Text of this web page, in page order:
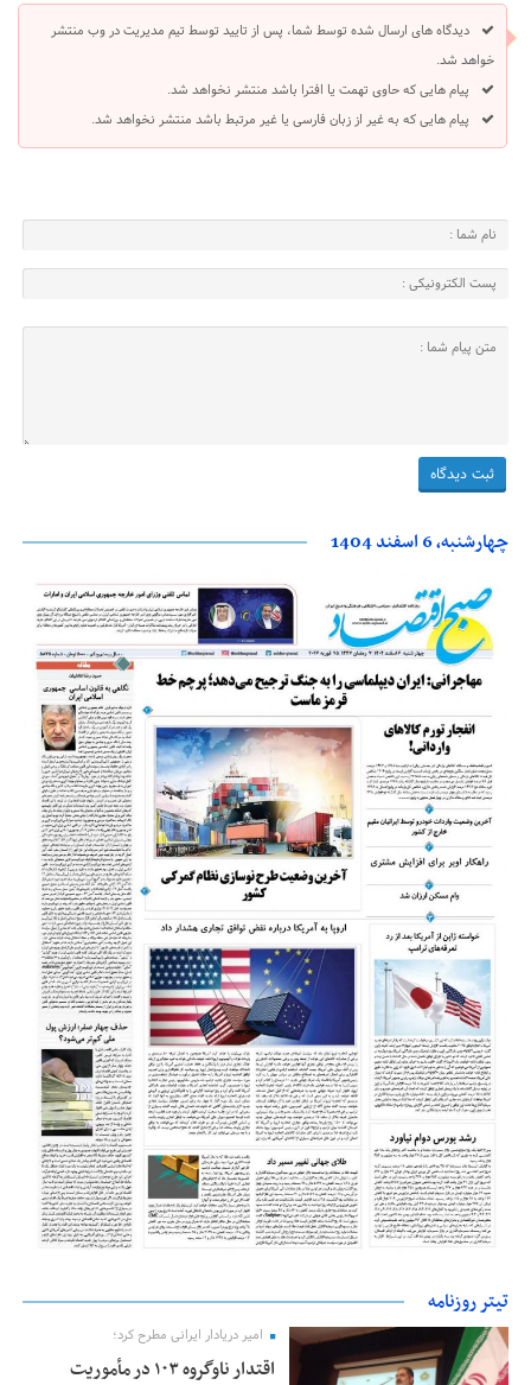
دیدگاه های ارسال شده توسط شما، پس از تایید توسط تیم مدیریت در وب منتشر
خواهد شد.
پیام هایی که حاوی تهمت یا افترا باشد منتشر نخواهد شد.
پیام هایی که به غیر از زبان فارسی یا غیر مرتبط باشد منتشر نخواهد شد.
چهارشنبه، 6 اسفند 1404
تیتر روزنامه
امیر دریادار ایرانی مطرح کرد؛
اقتدار ناوگروه ۱۰۳ در مأموریت‌